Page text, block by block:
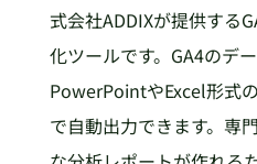
式会社ADDIXが提供する
化ツールです。GA4のデ
PowerPointやExcel形式
で自動出力できます。専